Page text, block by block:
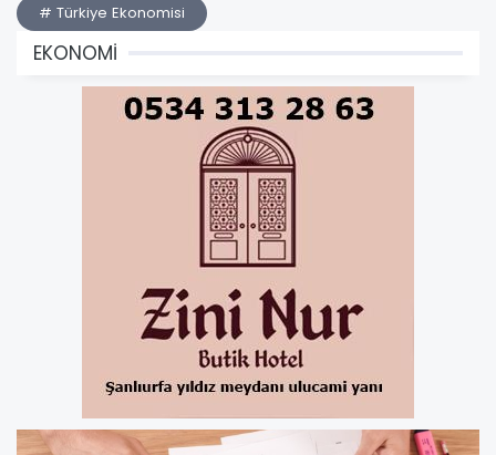
# Türkiye Ekonomisi
EKONOMİ